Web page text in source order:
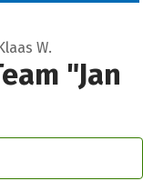
W.
"Jan